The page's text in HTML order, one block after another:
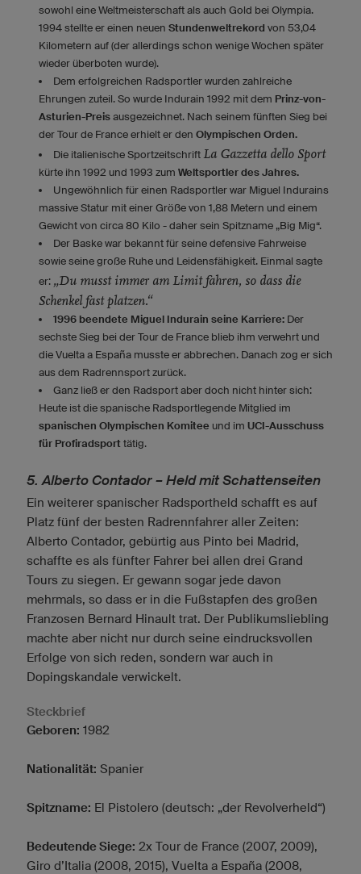
sowohl eine Weltmeisterschaft als auch Gold bei Olympia.
1994 stellte er einen neuen Stundenweltrekord von 53,04
Kilometern auf (der allerdings schon wenige Wochen später
wieder überboten wurde).
Dem erfolgreichen Radsportler wurden zahlreiche
Ehrungen zuteil. So wurde Indurain 1992 mit dem Prinz-von-
Asturien-Preis ausgezeichnet. Nach seinem fünften Sieg bei
der Tour de France erhielt er den Olympischen Orden.
Die italienische Sportzeitschrift La Gazzetta dello Sport
kürte ihn 1992 und 1993 zum Weltsportler des Jahres.
Ungewöhnlich für einen Radsportler war Miguel Indurains
massive Statur mit einer Größe von 1,88 Metern und einem
Gewicht von circa 80 Kilo - daher sein Spitzname „Big Mig“.
Der Baske war bekannt für seine defensive Fahrweise
sowie seine große Ruhe und Leidensfähigkeit. Einmal sagte
er: „Du musst immer am Limit fahren, so dass die
Schenkel fast platzen.“
1996 beendete Miguel Indurain seine Karriere: Der
sechste Sieg bei der Tour de France blieb ihm verwehrt und
die Vuelta a España musste er abbrechen. Danach zog er sich
aus dem Radrennsport zurück.
Ganz ließ er den Radsport aber doch nicht hinter sich:
Heute ist die spanische Radsportlegende Mitglied im
spanischen Olympischen Komitee und im UCI-Ausschuss
für Profiradsport tätig.
5. Alberto Contador – Held mit Schattenseiten
Ein weiterer spanischer Radsportheld schafft es auf
Platz fünf der besten Radrennfahrer aller Zeiten:
Alberto Contador, gebürtig aus Pinto bei Madrid,
schaffte es als fünfter Fahrer bei allen drei Grand
Tours zu siegen. Er gewann sogar jede davon
mehrmals, so dass er in die Fußstapfen des großen
Franzosen Bernard Hinault trat. Der Publikumsliebling
machte aber nicht nur durch seine eindrucksvollen
Erfolge von sich reden, sondern war auch in
Dopingskandale verwickelt.
Steckbrief
Geboren: 1982
Nationalität: Spanier
Spitzname: El Pistolero (deutsch: „der Revolverheld“)
Bedeutende Siege: 2x Tour de France (2007, 2009),
Giro d’Italia (2008, 2015), Vuelta a España (2008,